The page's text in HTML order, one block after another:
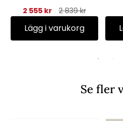
matbord 208x100 -
vit
2 555 kr 2 839 kr
Lägg i varukorg
Se fler